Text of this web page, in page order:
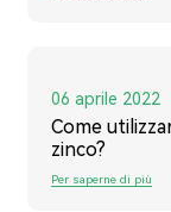
06 aprile 2022
Come
zinco?
Per saperne di più